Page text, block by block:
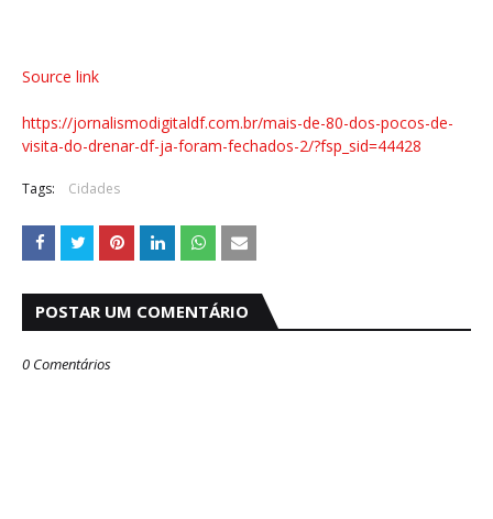
Source link
https://jornalismodigitaldf.com.br/mais-de-80-dos-pocos-de-
visita-do-drenar-df-ja-foram-fechados-2/?fsp_sid=44428
Tags: Cidades
POSTAR UM COMENTÁRIO
0 Comentários